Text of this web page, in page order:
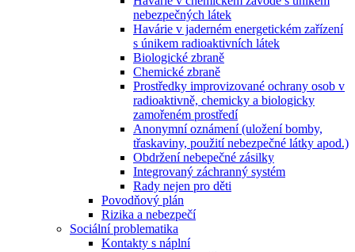
nebezpečných látek
Havárie v jaderném energetickém zařízení
s únikem radioaktivních látek
Biologické zbraně
Chemické zbraně
Prostředky improvizované ochrany osob v
radioaktivně, chemicky a biologicky
zamořeném prostředí
Anonymní oznámení (uložení bomby,
třaskaviny, použití nebezpečné látky apod.)
Obdržení nebepečné zásilky
Integrovaný záchranný systém
Rady nejen pro děti
Povodňový plán
Rizika a nebezpečí
Sociální problematika
Kontakty s náplní